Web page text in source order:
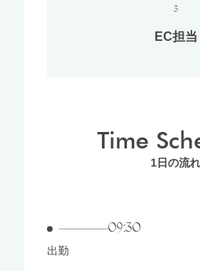
3
EC担当
Time
1日の流れ
09:30
出勤